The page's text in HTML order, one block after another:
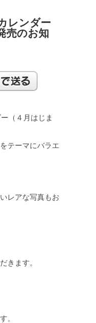
レンダー
売のお知
（４月はじま
テーマにバラエ
レアな写真もお
きます。
。